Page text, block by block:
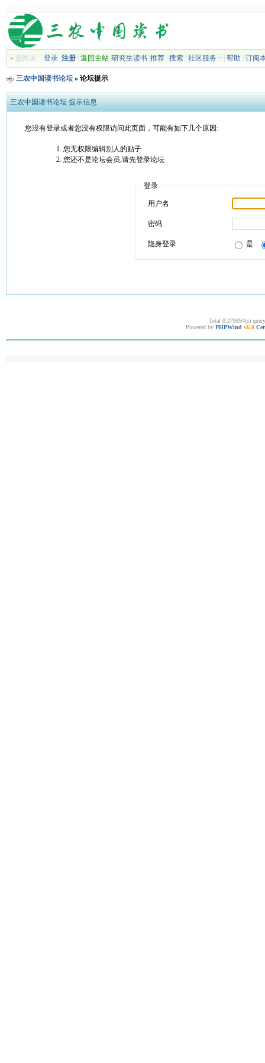
»您尚未 登录 注册| 返回主站| 研究生读书| 推荐| 搜索| 社区服务 帮助 订阅
三农中国读书论坛» 论坛提示
三农中国读书论坛 提示信息
您没有登录或者您没有权限访问此页面，可能有如下几个原因:
您无权限编辑别人的贴子
您还不是论坛会员,请先登录论坛
登录
用户名
密码
隐身登录 是
Total 0.279894(s)
Powered by PHPWind v6.0